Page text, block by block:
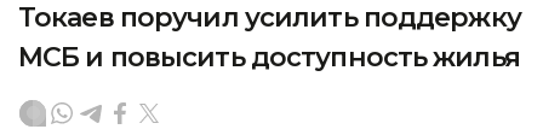
Токаев поручил усилить поддержку
МСБ и повысить доступность жилья